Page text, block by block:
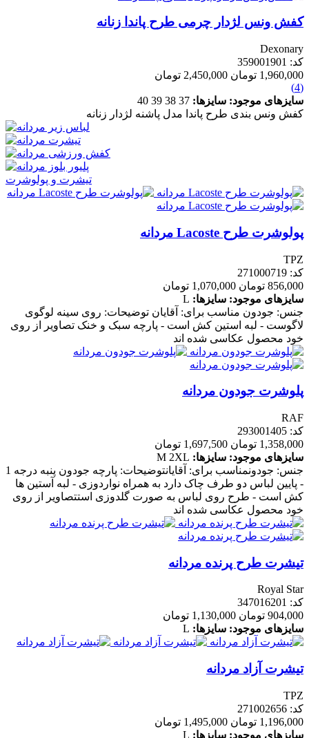
کفش ونس لژدار چرمی طرح پاندا زنانه
Dexonary
کد: 359001901
1,960,000 تومان
2,450,000 تومان
(4)
سایزهای موجود: سایزها: 37
38
39
40
کفش ونس بندی طرح پاندا مدل پاشنه لژدار زنانه
تیشرت و پولوشرت
پولوشرت طرح Lacoste مردانه
TPZ
کد: 271000719
856,000 تومان
1,070,000 تومان
سایزهای موجود: سایزها: L
جنس: جودون مناسب برای: آقایان توضیحات: روی سینه لوگوی
لاگوست - لبه استین کش است - پارچه سبک و خنک تصاویر از روی
خود محصول عکاسی شده اند
پلوشرت جودون مردانه
RAF
کد: 293001405
1,358,000 تومان
1,697,500 تومان
سایزهای موجود: سایزها: M 2XL
جنس: جودونمناسب برای: آقایانتوضیحات: پارچه جودون پنبه درجه 1
- پایین لباس دو طرف چاک دارد به همراه نواردوزی - لبه آستین ها
کش است - طرح روی لباس به صورت گلدوزی استتصاویر از روی
خود محصول عکاسی شده اند
تیشرت طرح پرنده مردانه
Royal Star
کد: 347016201
904,000 تومان
1,130,000 تومان
سایزهای موجود: سایزها: L
تیشرت آزاد مردانه
TPZ
کد: 271002656
1,196,000 تومان
1,495,000 تومان
سایزهای موجود: سایزها: L